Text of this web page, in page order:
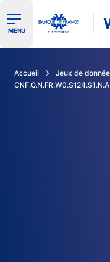
Ouvrir le menu de
MENU
Accueil Jeux de